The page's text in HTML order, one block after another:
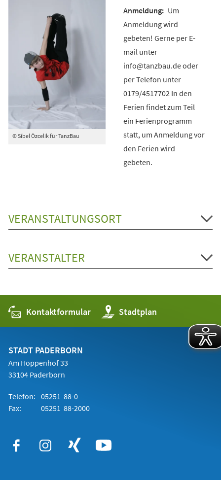
© Sibel Özcelik für TanzBau
Um
Anmeldung wird
gebeten! Gerne per E-
mail unter
info@tanzbau.de oder
per Telefon unter
0179/4517702 In den
Ferien findet zum Teil
ein Ferienprogramm
statt, um Anmeldung vor
den Ferien wird
gebeten.
VERANSTALTUNGSORT
VERANSTALTER
Kontaktformular Stadtplan
(Öffnet
in
einem
STADT PADERBORN
Am Hoppenhof 33
33104 Paderborn
Telefon: 05251 88-0
Fax:
05251 88-2000